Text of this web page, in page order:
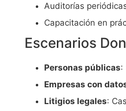
Auditorías
Capacitación en
Escenarios
Personas públicas:
Empresas con
Litigios legales: